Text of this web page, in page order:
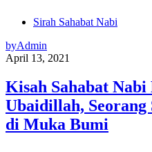
Sirah Sahabat Nabi
byAdmin
April 13, 2021
Kisah Sahabat
Ubaidillah,
di Muka Bumi